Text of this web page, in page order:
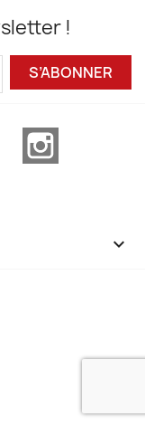
!
S’ABONNER
YouTube
